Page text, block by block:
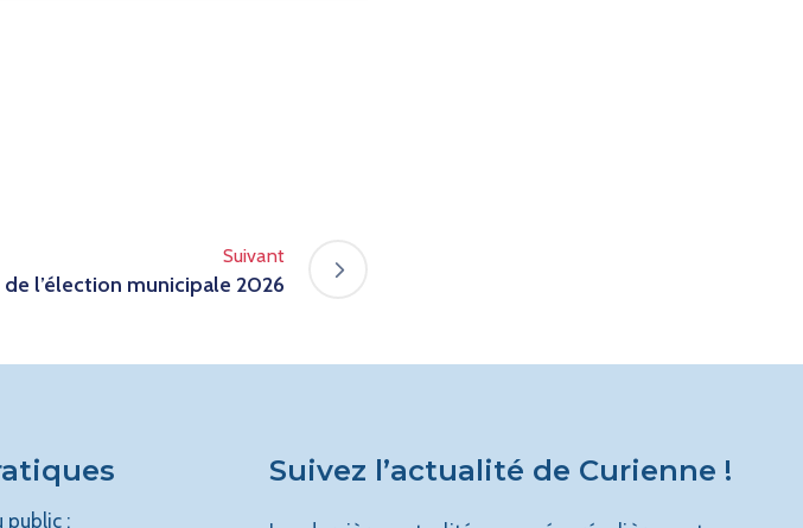
Suivant
l’élection municipale 2026
public :
Suivez l’actualité de Curienne !